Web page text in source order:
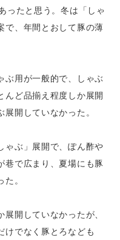
ったと思う。冬は「しゃ
で、年間とおして豚の薄
ぶ用が一般的で、しゃぶ
んど品揃え程度しか展開
開していなかった。
ゃぶ」展開で、ぽん酢や
巷で広まり、夏場にも豚
。
開していなかったが、
けでなく豚とろなども